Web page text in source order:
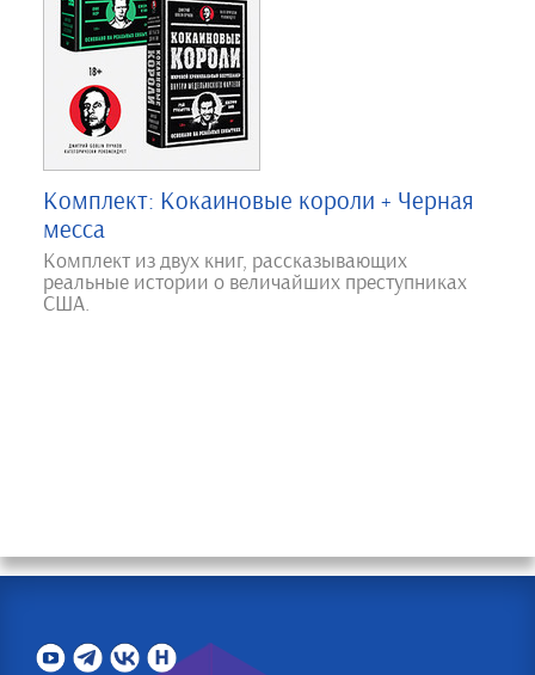
Комплект: Кокаиновые короли + Черная
месса
Комплект из двух книг, рассказывающих
реальные истории о величайших преступниках
США.